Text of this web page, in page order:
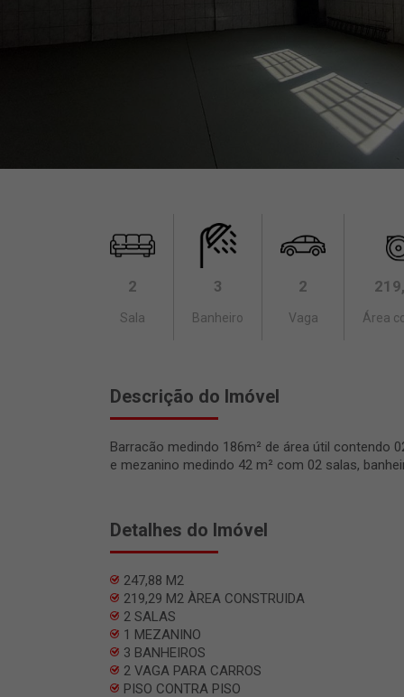
2
Sala
3
Banheiro
2
Vaga Área
Descrição do Imóvel
Barracão medindo 186m² de área útil contendo
e mezanino medindo 42 m² com 02 salas,
Detalhes do Imóvel
247,88 M2
219,29 M2 ÀREA CONSTRUIDA
2 SALAS
1 MEZANINO
3 BANHEIROS
2 VAGA PARA CARROS
PISO CONTRA PISO